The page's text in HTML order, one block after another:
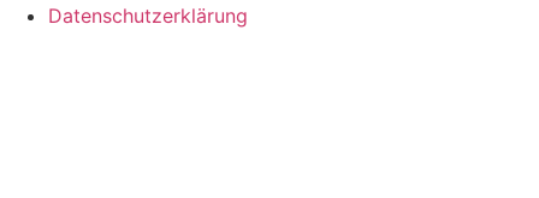
Datenschutzerklärung